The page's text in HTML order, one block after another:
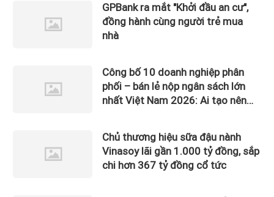
GPBank ra mắt "Khởi đầu an cư",
đồng hành cùng người trẻ mua
nhà
Công bố 10 doanh nghiệp phân
phối – bán lẻ nộp ngân sách lớn
nhất Việt Nam 2026: Ai tạo nên
Chủ thương hiệu sữa đậu nành
Vinasoy lãi gần 1.000 tỷ đồng, sắp
chi hơn 367 tỷ đồng cổ tức